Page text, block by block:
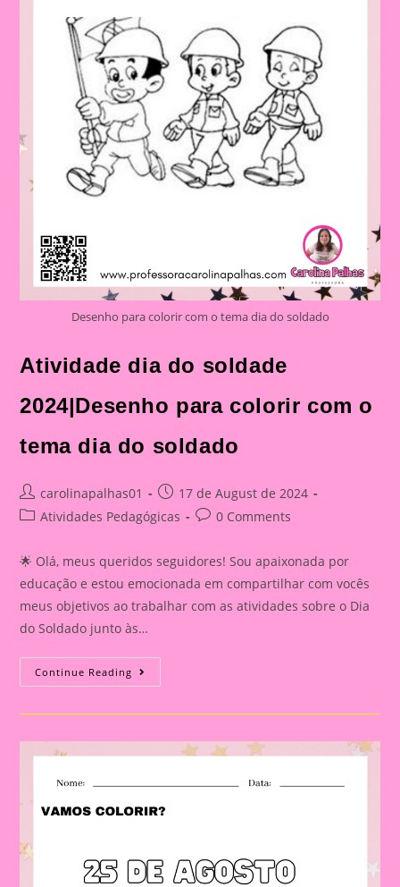
Desenho para colorir com o tema dia do soldado
Atividade dia do soldade
2024|Desenho para colorir com o
tema dia do soldado
Post
author:
carolinapalhas01
Post
published:
17 de August de 2024
PostAtividades Pedagógicas
Post0 Comments
🌟 Olá, meus queridos seguidores! Sou apaixonada por
educação e estou emocionada em compartilhar com vocês
meus objetivos ao trabalhar com as atividades sobre o Dia
do Soldado junto às…
Continue Reading Atividade
Dia
Soldade
Colorir
Com
Tema
Do